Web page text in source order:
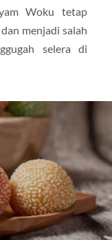
Woku tetap
menjadi salah
selera di